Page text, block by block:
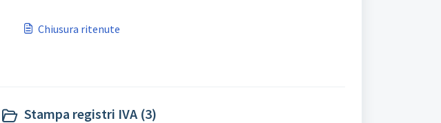
Chiusura ritenute
Stampa registri IVA (3)